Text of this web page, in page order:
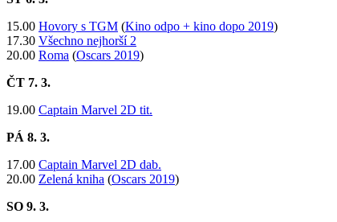
15.00 Hovory s TGM (Kino odpo + kino dopo 2019)
17.30 Všechno nejhorší 2
20.00 Roma (Oscars 2019)
ČT 7. 3.
​19.00 Captain Marvel 2D tit.
PÁ 8. 3.
17.00 Captain Marvel 2D dab.
20.00 Zelená kniha (Oscars 2019)
SO 9. 3.